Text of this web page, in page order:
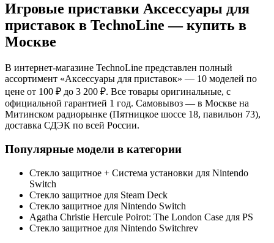
Игровые приставки Аксессуары для
приставок в TechnoLine — купить в
Москве
В интернет-магазине TechnoLine представлен полный
ассортимент «Аксессуары для приставок» — 10 моделей по
цене от 100 ₽ до 3 200 ₽. Все товары оригинальные, с
официальной гарантией 1 год. Самовывоз — в Москве на
Митинском радиорынке (Пятницкое шоссе 18, павильон 73),
доставка СДЭК по всей России.
Популярные модели в категории
Стекло защитное + Система установки для Nintendo
Switch
Стекло защитное для Steam Deck
Стекло защитное для Nintendo Switch
Agatha Christie Hercule Poirot: The London Case для PS
Стекло защитное для Nintendo Switchrev